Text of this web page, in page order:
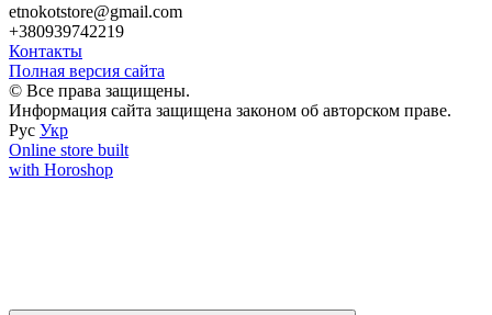
etnokotstore@gmail.com
+380939742219
Контакты
Полная версия сайта
© Все права защищены.
Информация сайта защищена законом об авторском праве.
Рус Укр
Online store built
with Horoshop